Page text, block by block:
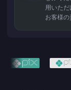
用いた
お客様の